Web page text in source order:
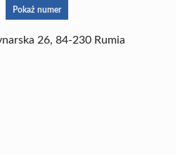
Pokaż numer
26, 84-230 Rumia